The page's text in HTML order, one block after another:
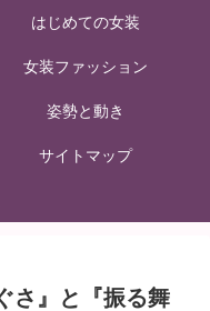
はじめての女装
女装ファッション
姿勢と動き
サイトマップ
さ』と『振る舞